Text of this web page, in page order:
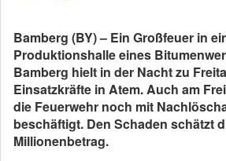
Bamberg (BY) – Ein Großfeuer in
Produktionshalle eines
Bamberg hielt in der Nacht zu
Einsatzkräfte in Atem. Auch am
die Feuerwehr noch mit
beschäftigt. Den Schaden schätzt
Millionenbetrag.